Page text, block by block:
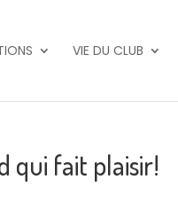
VIE DU CLUB
qui fait plaisir!